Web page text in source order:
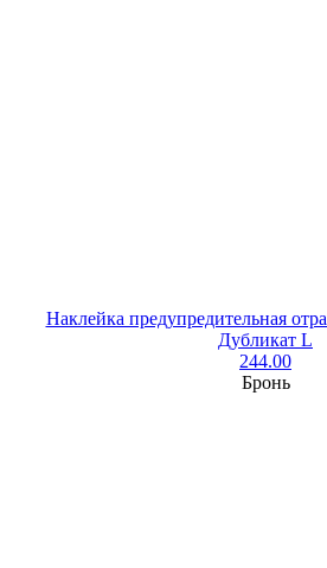
Наклейка предупредительная
Дубликат L
244.00
Бронь